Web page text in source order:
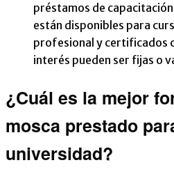
préstamos de
están disponibles para
profesional y certificados
interés pueden ser fijas o
¿Cuál es la mejor
mosca prestado
universidad?